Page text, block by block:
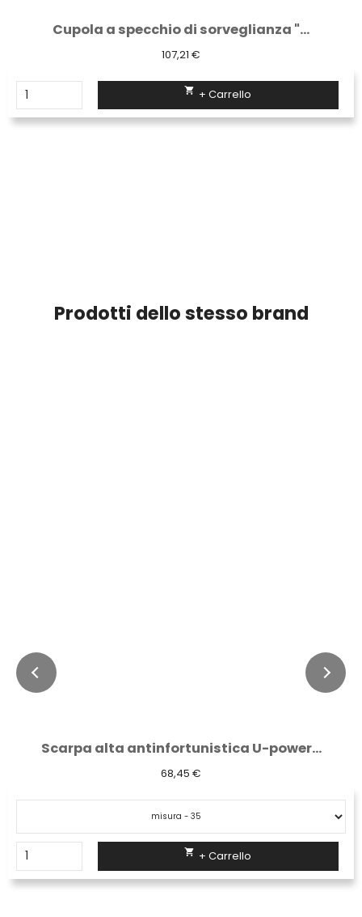
Cupola a specchio di sorveglianza "...
107,21 €
 + Carrello
Prodotti dello stesso brand
Scarpa alta antinfortunistica U-power...
68,45 €
 + Carrello